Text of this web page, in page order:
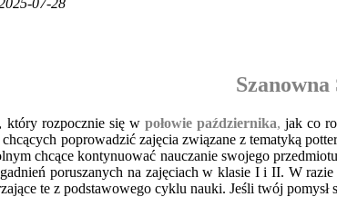
07-28
Szanowna
, który rozpocznie się w połowie października, jak co
chcących poprowadzić zajęcia związane z tematyką
chcące kontynuować nauczanie swojego
poruszanych na zajęciach w klasie I i II. W
te z podstawowego cyklu nauki. Jeśli twój pomysł